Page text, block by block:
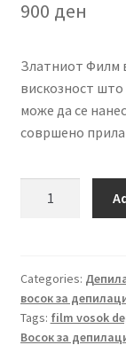
900 ден
Златниот Филм
вискозност
може да се
совршено
Doll
1кг
-
Златен
Categories:
восок за
Tags: film vosok
Восок за